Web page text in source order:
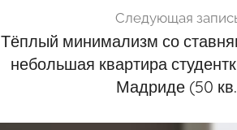
Следующая
Тёплый минимализм со
небольшая квартира
Мадриде (50